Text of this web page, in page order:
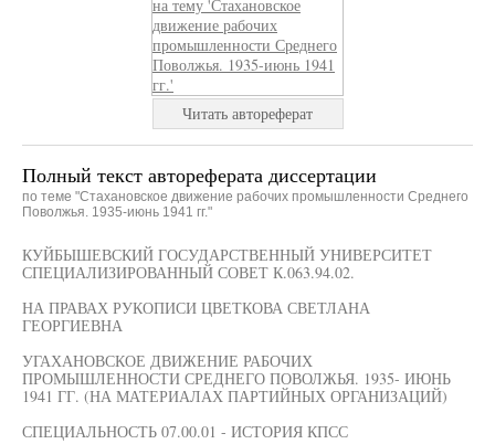
Читать автореферат
Полный текст автореферата диссертации
по теме "Стахановское движение рабочих промышленности Среднего
Поволжья. 1935-июнь 1941 гг."
КУЙБЫШЕВСКИЙ ГОСУДАРСТВЕННЫЙ УНИВЕРСИТЕТ
СПЕЦИАЛИЗИРОВАННЫЙ СОВЕТ К.063.94.02.
НА ПРАВАХ РУКОПИСИ ЦВЕТКОВА СВЕТЛАНА
ГЕОРГИЕВНА
УГАХАНОВСКОЕ ДВИЖЕНИЕ РАБОЧИХ
ПРОМЫШЛЕННОСТИ СРЕДНЕГО ПОВОЛЖЬЯ. 1935- ИЮНЬ
1941 ГГ. (НА МАТЕРИАЛАХ ПАРТИЙНЫХ ОРГАНИЗАЦИЙ)
СПЕЦИАЛЬНОСТЬ 07.00.01 - ИСТОРИЯ КПСС